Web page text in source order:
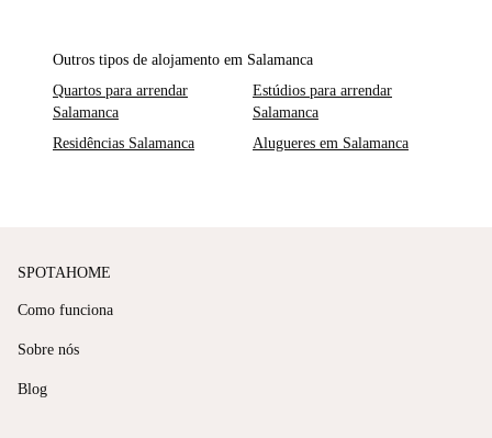
Outros tipos de alojamento em Salamanca
Quartos para arrendar
Salamanca
Estúdios para arrendar
Salamanca
Residências Salamanca
Alugueres em Salamanca
SPOTAHOME
Como funciona
Sobre nós
Blog